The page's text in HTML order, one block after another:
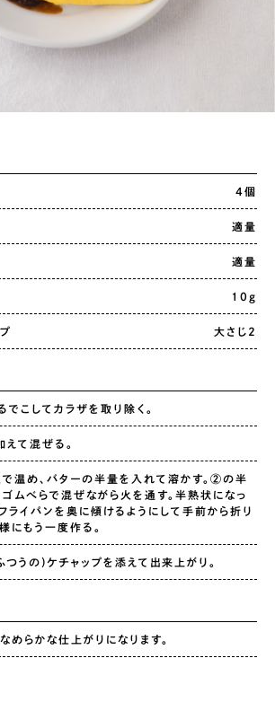
4個
適量
適量
10g
大さじ2
でこしてカラザを取り除く。
て混ぜる。
で温め、バターの半量を入れて溶かす。②の半
ムべらで混ぜながら火を通す。半熟状になっ
ライパンを奥に傾けるようにして手前から折り
にもう一度作る。
つうの)ケチャップを添えて出来上がり。
めらかな仕上がりになります。